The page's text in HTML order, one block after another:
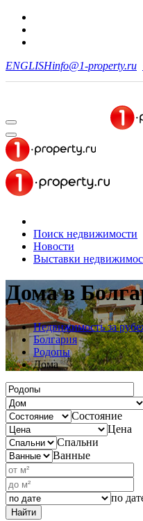
ENGLISHinfo@1-property.ru
Поиск недвижимости
Новости
Выставки
Дома в
Недвижимость за
Болгария
Родопы
Дома
Состояние
Цена
Спальни
Ванные
по
Найти